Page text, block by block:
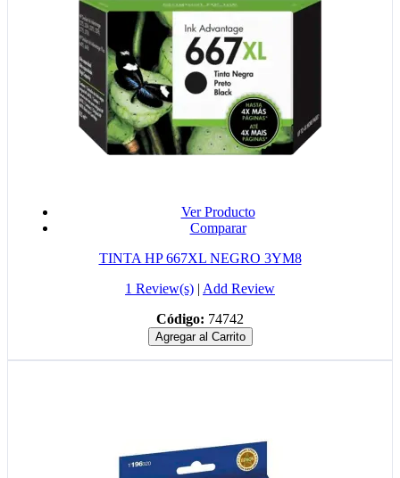
Ver Producto
Comparar
TINTA HP 667XL NEGRO 3YM8
1 Review(s) | Add Review
Código: 74742
Agregar al Carrito